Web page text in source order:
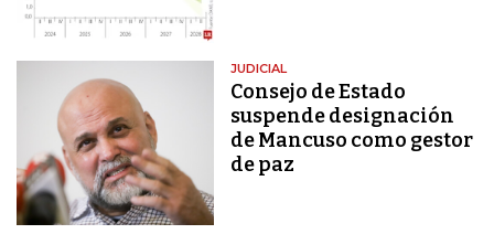
JUDICIAL
Consejo de Estado
suspende designación
de Mancuso como gestor
de paz